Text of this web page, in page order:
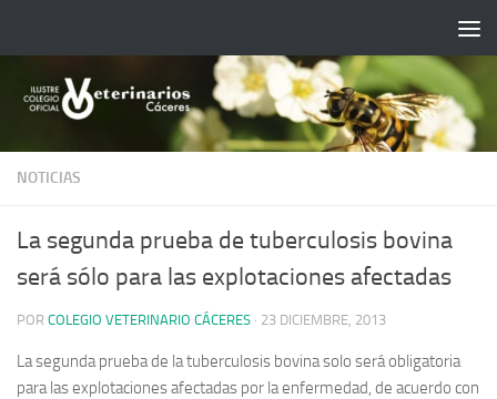
NOTICIAS
La segunda prueba de tuberculosis bovina
será sólo para las explotaciones afectadas
POR COLEGIO VETERINARIO CÁCERES · 23 DICIEMBRE, 2013
La segunda prueba de la tuberculosis bovina solo será obligatoria
para las explotaciones afectadas por la enfermedad, de acuerdo con